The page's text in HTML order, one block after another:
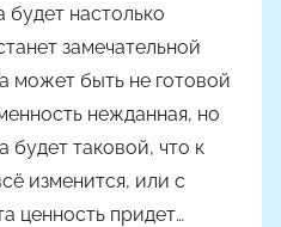
будет настолько
замечательной
может быть не готовой
нежданная, но
таковой, что к
изменится, или с
ценность придет…